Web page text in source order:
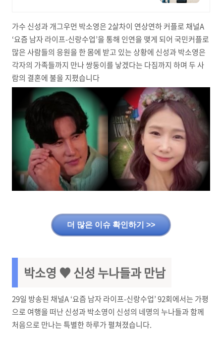
보세요.
가수 신성과 개그우먼 박소영은 2살차이 연상연하 커플로 채널A
‘요즘 남자 라이프-신랑수업’을 통해 인연을 맺게 되어 국민커플로
많은 사람들의 응원을 한 몸에 받고 있는 상황에 신성과 박소영은
각자의 가족들까지 만나 쌍둥이를 낳겠다는 다짐까지 하며 두 사
람의 결혼에 불을 지폈습니다
더 많은 이슈 확인하기 >>
박소영 ♥ 신성 누나들과 만남
29일 방송된 채널A ‘요즘 남자 라이프-신랑수업’ 92회에서는 가평
으로 여행을 떠난 신성과 박소영이 신성의 네명의 누나들과 함께
처음으로 만나는 특별한 하루가 펼쳐졌습니다.